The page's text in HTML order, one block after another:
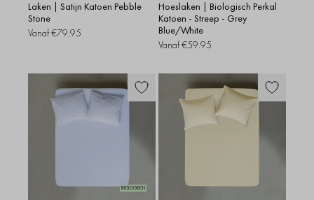
Laken | Satijn Katoen Pebble
Stone
Vanaf€79.95
Hoeslaken | Biologisch Perkal
Katoen - Streep - Grey
Blue/White
Vanaf€59.95
BIOLOGISCH